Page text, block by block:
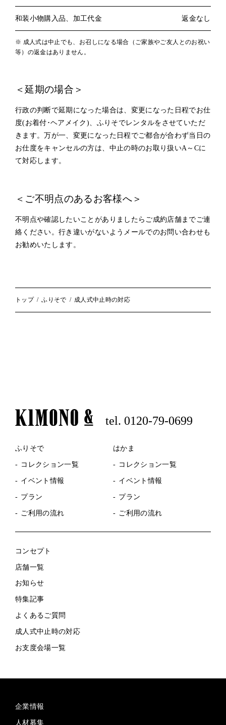
トップ ふりそで 成人式中止時の対応
和装小物購入品、加工代金 返金なし
※ 成人式は中止でも、お召しになる場合（ご家族やご友人とのお祝い
等）の返金はありません。
＜延期の場合＞
行政の判断で延期になった場合は、変更になった日程でお仕
度(お着付･ヘアメイク)、ふりそでレンタルをさせていただ
きます。万が一、変更になった日程でご都合が合わず当日の
お仕度をキャンセルの方は、中止の時のお取り扱いA～Cに
て対応します。
＜ご不明点のあるお客様へ＞
不明点や確認したいことがありましたらご成約店舗までご連
絡ください。行き違いがないようメールでのお問い合わせも
お勧めいたします。
tel. 0120-79-0699
ふりそで
コレクション一覧
イベント情報
プラン
ご利用の流れ
はかま
コレクション一覧
イベント情報
プラン
ご利用の流れ
コンセプト
店舗一覧
お知らせ
特集記事
よくあるご質問
成人式中止時の対応
お支度会場一覧
企業情報
人材募集